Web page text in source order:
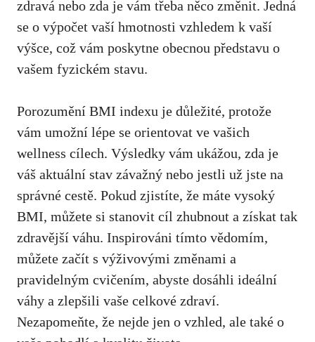
zdravá nebo zda je vám třeba něco změnit. ​Jedná
se o výpočet vaší hmotnosti ‍vzhledem k vaší⁣
výšce, což vám poskytne obecnou představu o⁢
vašem fyzickém stavu.
Porozumění BMI indexu je důležité, ​protože
vám umožní lépe se orientovat ve vašich
wellness cílech. Výsledky vám ukážou, zda je
váš aktuální stav ‌závažný nebo jestli‌ už jste na
správné cestě. Pokud zjistíte, že⁤ máte vysoký
BMI, můžete si stanovit cíl zhubnout a získat⁣ tak
zdravější váhu. Inspirováni tímto vědomím,
můžete začít s výživovými změnami a
pravidelným cvičením, abyste dosáhli ideální
váhy a ⁣zlepšili vaše celkové zdraví.
⁢Nezapomeňte, že nejde⁣ jen o vzhled, ale také o